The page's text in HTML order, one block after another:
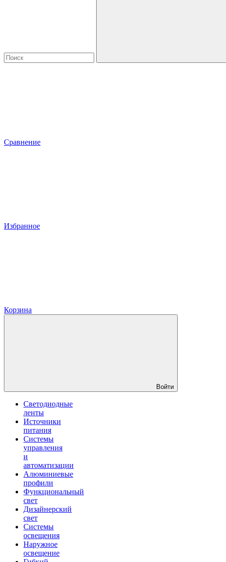
Сравнение
Избранное
Корзина
Войти
Светодиодные
ленты
Источники
питания
Системы
управления
и
автоматизации
Алюминиевые
профили
Функциональный
свет
Дизайнерский
свет
Системы
освещения
Наружное
освещение